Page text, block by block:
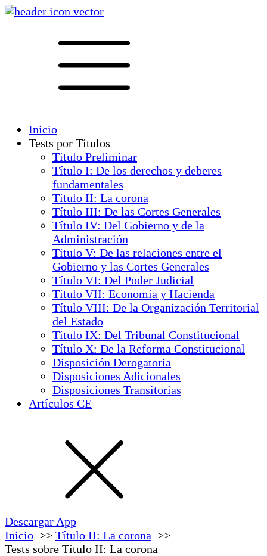
Inicio
Tests por Títulos
Título Preliminar
Título I: De los derechos y deberes
fundamentales
Título II: La corona
Título III: De las Cortes Generales
Título IV: Del Gobierno y de la
Administración
Título V: De las relaciones entre el
Gobierno y las Cortes Generales
Título VI: Del Poder Judicial
Título VII: Economía y Hacienda
Título VIII: De la Organización Territorial
del Estado
Título IX: Del Tribunal Constitucional
Título X: De la Reforma Constitucional
Disposición Derogatoria
Disposiciones Adicionales
Disposiciones Transitorias
Artículos CE
Descargar App
Inicio
Título II: La corona
Tests sobre Título II: La corona